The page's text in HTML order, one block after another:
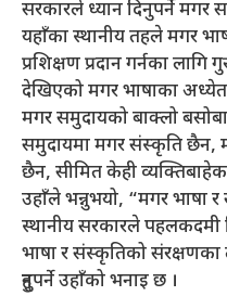
सरकारले ध्यान दिनुपर्ने
यहाँका स्थानीय तहले मगर
प्रशिक्षण प्रदान गर्नका
देखिएको मगर भाषाका
मगर समुदायको बाक्लो
समुदायमा मगर संस्कृति छैन,
छैन, सीमित केही
उहाँले भन्नुभयो, “मगर भाषा
स्थानीय सरकारले पहलकदमी
भाषा र संस्कृतिको
हुनुपर्ने उहाँको भनाइ छ ।